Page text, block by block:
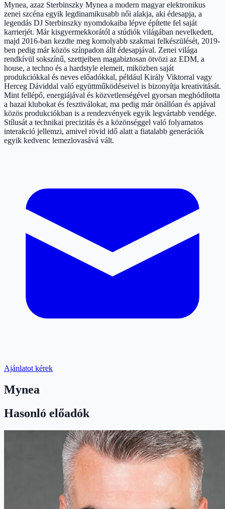
Mynea, azaz Sterbinszky Mynea a modern magyar elektronikus
zenei szcéna egyik legdinamikusabb női alakja, aki édesapja, a
legendás DJ Sterbinszky nyomdokaiba lépve építette fel saját
karrierjét. Már kisgyermekkorától a stúdiók világában nevelkedett,
majd 2016-ban kezdte meg komolyabb szakmai felkészülését, 2019-
ben pedig már közös színpadon állt édesapjával. Zenei világa
rendkívül sokszínű, szettjeiben magabiztosan ötvözi az EDM, a
house, a techno és a hardstyle elemeit, miközben saját
produkciókkal és neves előadókkal, például Király Viktorral vagy
Herceg Dáviddal való együttműködéseivel is bizonyítja kreativitását.
Mint fellépő, energiájával és közvetlenségével gyorsan meghódította
a hazai klubokat és fesztiválokat, ma pedig már önállóan és apjával
közös produkciókban is a rendezvények egyik legvártabb vendége.
Stílusát a technikai precizitás és a közönséggel való folyamatos
interakció jellemzi, amivel rövid idő alatt a fiatalabb generációk
egyik kedvenc lemezlovasává vált.
Ajánlatot kérek
Mynea
Hasonló előadók